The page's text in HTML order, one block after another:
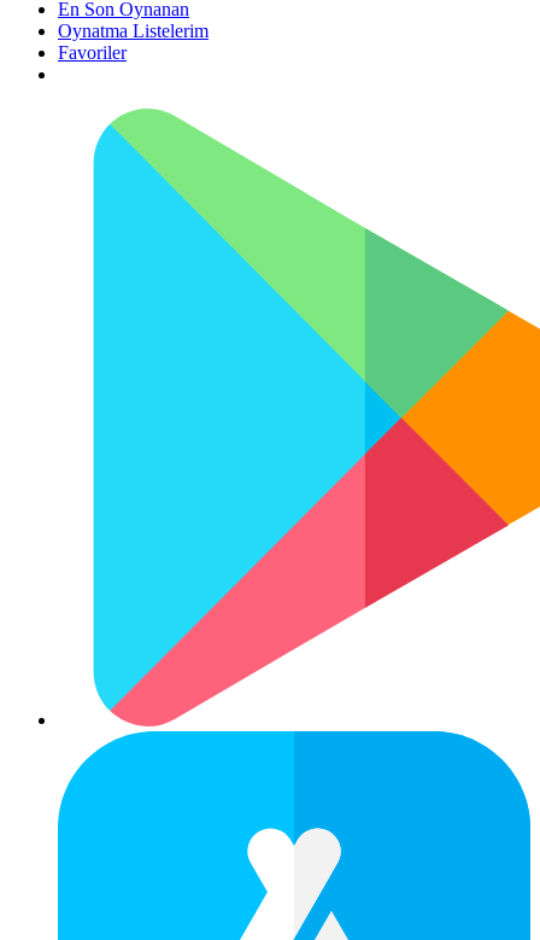
En Son Oynanan
Oynatma Listelerim
Favoriler